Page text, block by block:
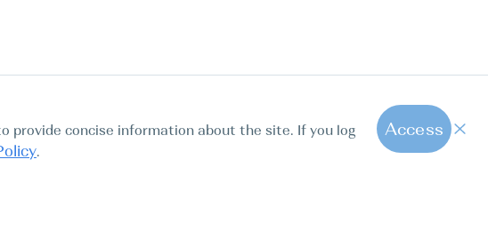
provide concise information about the site. If you log
.
Access